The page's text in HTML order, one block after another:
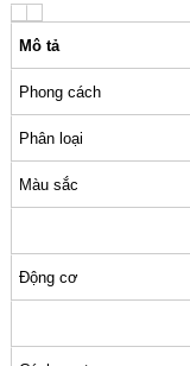
Mô tả
Phong cách
Phân loại
Màu sắc
Động cơ